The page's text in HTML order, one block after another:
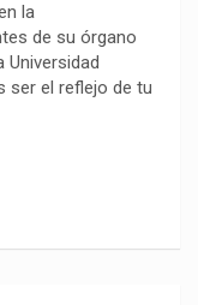
la
de su órgano
ser el reflejo de tu